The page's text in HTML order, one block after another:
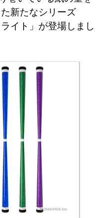
新たなシリーズ
イト」が登場しまし